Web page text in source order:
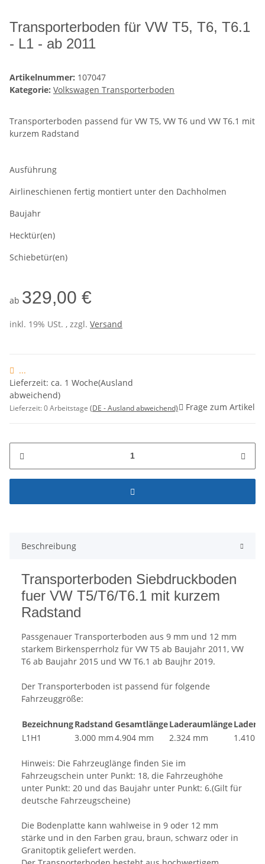
Transporterboden für VW T5, T6, T6.1
- L1 - ab 2011
Artikelnummer: 107047
Kategorie: Volkswagen Transporterboden
Transporterboden passend für VW T5, VW T6 und VW T6.1 mit
kurzem Radstand
Ausführung
Airlineschienen fertig montiert unter den Dachholmen
Baujahr
Hecktür(en)
Schiebetür(en)
ab 329,00 €
inkl. 19% USt. , zzgl. Versand
...
Lieferzeit: ca. 1 Woche(Ausland
abweichend)
Lieferzeit:0 Arbeitstage (DE - Ausland abweichend) Frage zum Artikel
Beschreibung
Transporterboden Siebdruckboden
fuer VW T5/T6/T6.1 mit kurzem
Radstand
Passgenauer Transporterboden aus 9 mm und 12 mm
starkem Birkensperrholz für VW T5 ab Baujahr 2011, VW
T6 ab Baujahr 2015 und VW T6.1 ab Baujhr 2019.
Der Transporterboden ist passend für folgende
Fahrzeuggröße:
BezeichnungRadstand GesamtlängeLaderaumlänge
L1H1
3.000 mm4.904 mm 2.324 mm 1.410
Hinweis: Die Fahrzeuglänge finden Sie im
Fahrzeugschein unter Punkt: 18, die Fahrzeughöhe
unter Punkt: 20 und das Baujahr unter Punkt: 6.(Gilt für
deutsche Fahrzeugscheine)
Die Bodenplatte kann wahlweise in 9 oder 12 mm
stärke und in den Farben grau, braun, schwarz oder in
Granitoptik geliefert werden.